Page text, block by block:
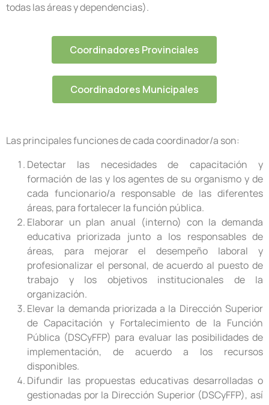
todas las áreas y dependencias).
Coordinadores Provinciales
Coordinadores Municipales
Las principales funciones de cada coordinador/a son:
Detectar las necesidades de capacitación y
formación de las y los agentes de su organismo y de
cada funcionario/a responsable de las diferentes
áreas, para fortalecer la función pública.
Elaborar un plan anual (interno) con la demanda
educativa priorizada junto a los responsables de
áreas, para mejorar el desempeño laboral y
profesionalizar el personal, de acuerdo al puesto de
trabajo y los objetivos institucionales de la
organización.
Elevar la demanda priorizada a la Dirección Superior
de Capacitación y Fortalecimiento de la Función
Pública (DSCyFFP) para evaluar las posibilidades de
implementación, de acuerdo a los recursos
disponibles.
Difundir las propuestas educativas desarrolladas o
gestionadas por la Dirección Superior (DSCyFFP), así